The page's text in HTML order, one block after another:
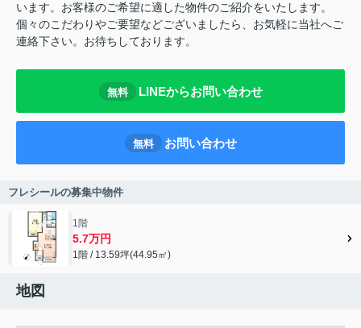
います。お客様のご希望に適した物件のご紹介をいたします。
個々のこだわりやご要望などございましたら、お気軽に当社へご
連絡下さい。お待ちしております。
無料 LINEからお問い合わせ
無料 お問い合わせ
フレシールの募集中物件
1階
5.7万円
1階 / 13.59坪(44.95㎡)
地図